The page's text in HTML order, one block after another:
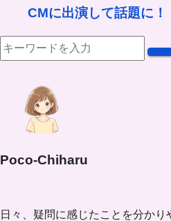
CMに出演して話題に！
Poco-Chiharu
日々、疑問に感じたことを分か